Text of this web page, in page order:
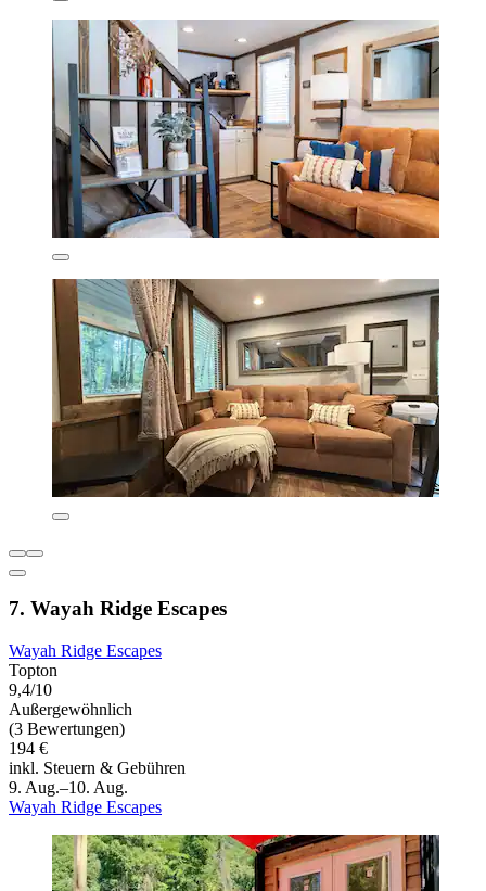
7. Wayah Ridge Escapes
Wayah Ridge Escapes
Topton
9,4/10
Außergewöhnlich
(3 Bewertungen)
194 €
inkl. Steuern & Gebühren
9. Aug.–10. Aug.
Wayah Ridge Escapes